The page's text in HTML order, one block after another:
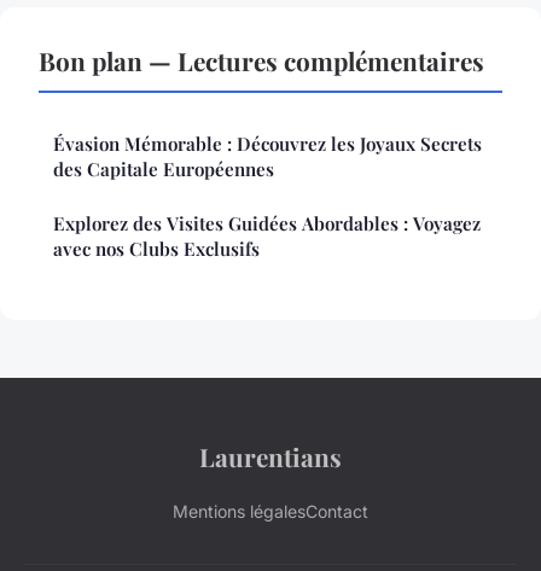
Bon plan — Lectures complémentaires
Évasion Mémorable : Découvrez les Joyaux Secrets
des Capitale Européennes
Explorez des Visites Guidées Abordables : Voyagez
avec nos Clubs Exclusifs
Laurentians
Mentions légalesContact